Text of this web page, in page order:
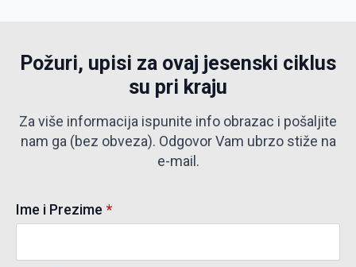
Požuri, upisi za ovaj jesenski ciklus
su pri kraju
Za više informacija ispunite info obrazac i pošaljite
nam ga (bez obveza). Odgovor Vam ubrzo stiže na
e-mail.
Ime i Prezime *